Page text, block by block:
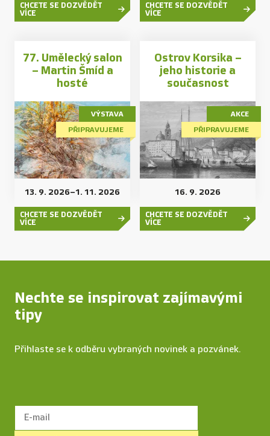
CHCETE SE DOZVĚDĚT
VÍCE
CHCETE SE DOZVĚDĚT
VÍCE
77. Umělecký salon
– Martin Šmíd a
hosté
VÝSTAVA
PŘIPRAVUJEME
13. 9. 2026–1. 11. 2026
CHCETE SE DOZVĚDĚT
VÍCE
Ostrov Korsika –
jeho historie a
současnost
AKCE
PŘIPRAVUJEME
16. 9. 2026
CHCETE SE DOZVĚDĚT
VÍCE
Nechte se inspirovat zajímavými
tipy
Přihlaste se k odběru vybraných novinek a pozvánek.